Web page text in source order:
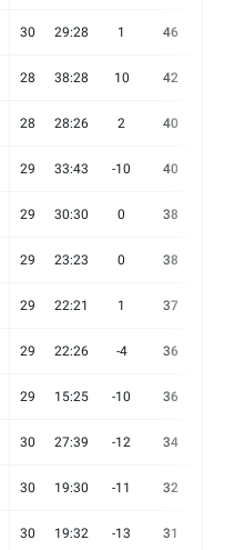
30 29:28 1 46
28 38:28 10 42
28 28:26 2 40
29 33:43 -10 40
29 30:30 0 38
29 23:23 0 38
29 22:21 1 37
29 22:26 -4 36
29 15:25 -10 36
30 27:39 -12 34
30 19:30 -11 32
30 19:32 -13 31